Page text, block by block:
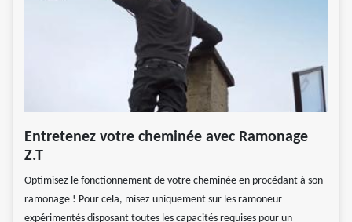
Entretenez votre cheminée avec Ramonage
Z.T
Optimisez le fonctionnement de votre cheminée en procédant à son
ramonage ! Pour cela, misez uniquement sur les ramoneur
expérimentés disposant toutes les capacités requises pour un